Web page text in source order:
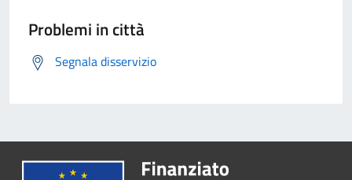
Problemi in città
Segnala disservizio